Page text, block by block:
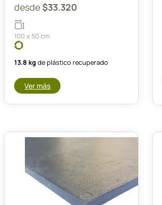
desde$33.320
100 x 50 cm
13.8 kg de plástico recuperado
Ver más